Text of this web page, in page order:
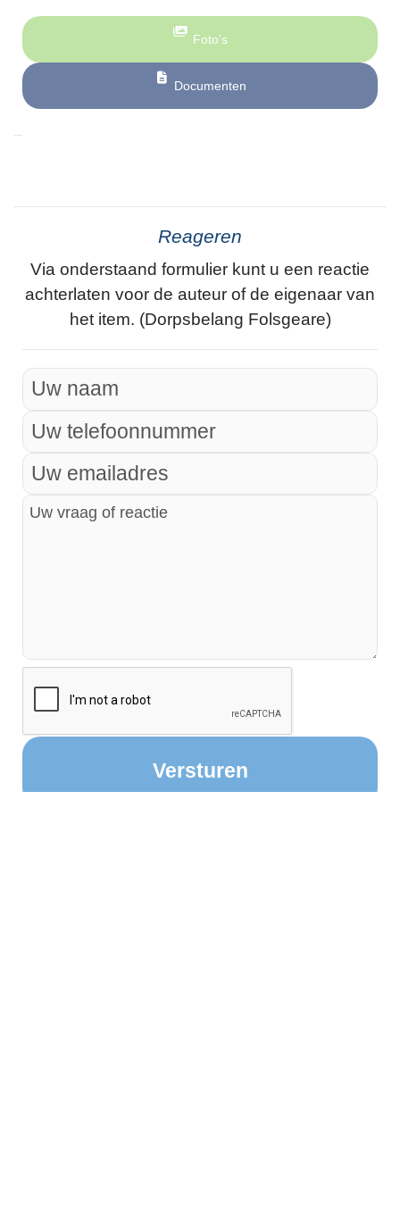
Foto’s
Documenten
Reageren
Via onderstaand formulier kunt u een reactie
achterlaten voor de auteur of de eigenaar van
het item. (Dorpsbelang Folsgeare)